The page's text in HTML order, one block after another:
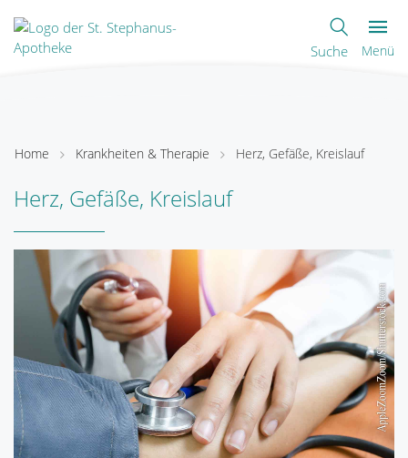
Suche Menü
Home Krankheiten & Therapie Herz, Gefäße, Kreislauf
Herz, Gefäße, Kreislauf